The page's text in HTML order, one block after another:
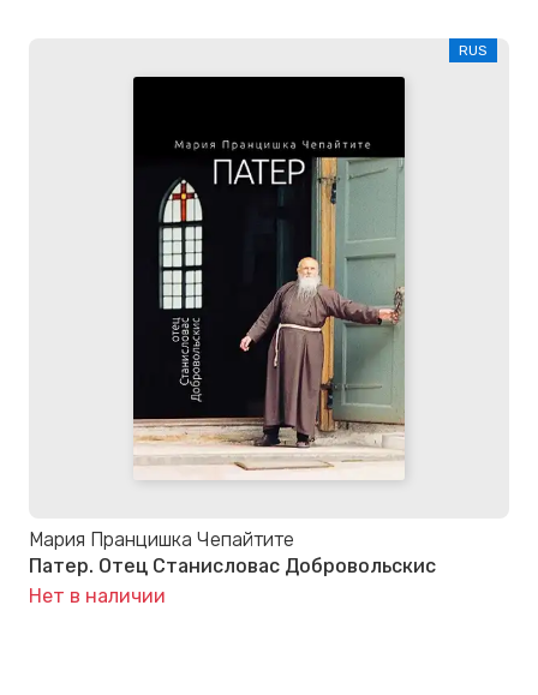
RUS
Мария Пранцишка Чепайтите
Патер. Отец Станисловас Добровольскис
Нет в наличии